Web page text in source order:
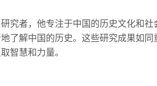
究者，他专注于中国的历史文化和社
了解中国的历史。这些研究成果如
智慧和力量。